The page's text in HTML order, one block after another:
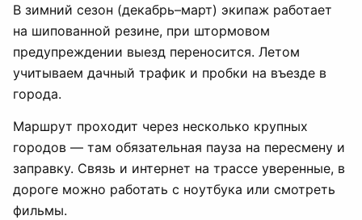
В зимний сезон (декабрь–март) экипаж работает
на шипованной резине, при штормовом
предупреждении выезд переносится. Летом
учитываем дачный трафик и пробки на въезде в
города.
Маршрут проходит через несколько крупных
городов — там обязательная пауза на пересмену и
заправку. Связь и интернет на трассе уверенные, в
дороге можно работать с ноутбука или смотреть
фильмы.